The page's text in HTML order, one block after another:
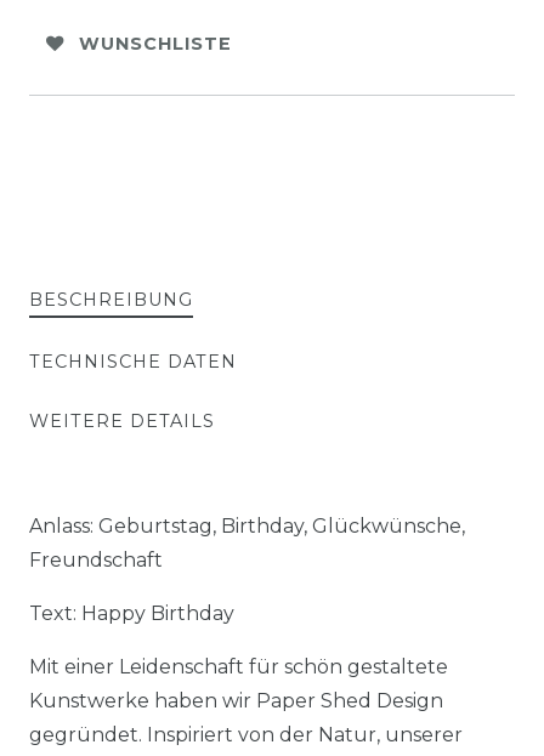
WUNSCHLISTE
BESCHREIBUNG
TECHNISCHE DATEN
WEITERE DETAILS
Anlass: Geburtstag, Birthday, Glückwünsche,
Freundschaft
Text: Happy Birthday
Mit einer Leidenschaft für schön gestaltete
Kunstwerke haben wir Paper Shed Design
gegründet. Inspiriert von der Natur, unserer